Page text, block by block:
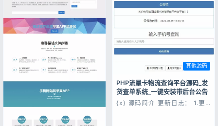
其他源码
PHP流量卡物流查询平台源码_发
货查单系统_一键安装带后台公告
{x} 源码简介 更新日志： 1.更